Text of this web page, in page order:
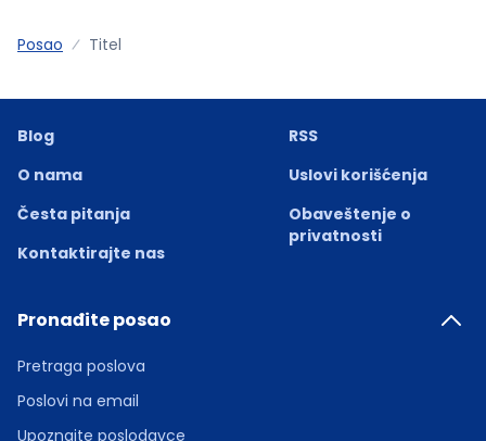
Posao Titel
Blog
O nama
Česta pitanja
Kontaktirajte nas
RSS
Uslovi korišćenja
Obaveštenje o
privatnosti
Pronađite posao
Pretraga poslova
Poslovi na email
Upoznajte poslodavce